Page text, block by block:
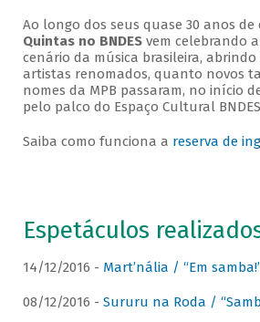
Ao longo dos seus quase 30 anos de
Quintas no BNDESvem celebrando
cenário da música brasileira,
artistas renomados, quanto novos
nomes da MPB passaram, no início
pelo palco do Espaço Cultural
Saiba como funciona a reserva de
Espetáculos
14/12/2016 - Mart’nália / “Em
08/12/2016 - Sururu na Roda /